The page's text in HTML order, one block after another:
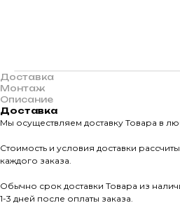
Доставка
Монтаж
Описание
Доставка
Мы осуществляем доставку Товара в
Стоимость и условия доставки
каждого заказа.
Обычно срок доставки Товара из
1-3 дней после оплаты заказа.
О нас